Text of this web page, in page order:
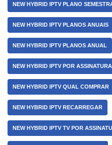
NEW HYBRID IPTV PLANO
NEW HYBRID IPTV PLANOS ANUAIS
NEW HYBRID IPTV PLANOS ANUAL
NEW HYBRID IPTV POR ASSINATURA
NEW HYBRID IPTV QUAL COMPRAR
NEW HYBRID IPTV RECARREGAR
NEW HYBRID IPTV TV POR